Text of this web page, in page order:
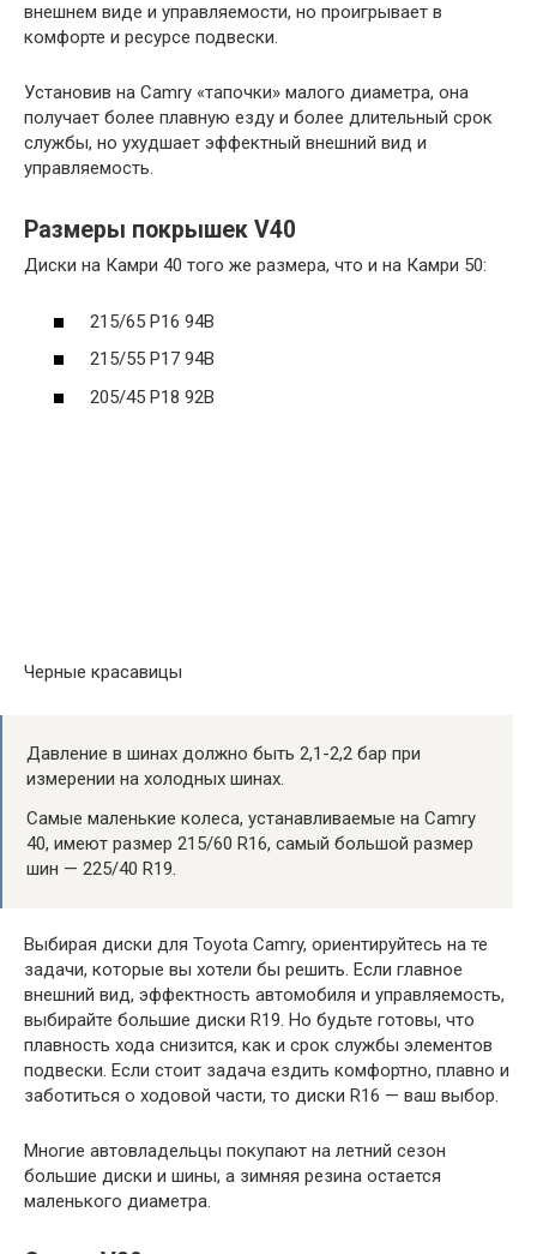
внешнем виде и управляемости, но проигрывает в
комфорте и ресурсе подвески.
Установив на Camry «тапочки» малого диаметра, она
получает более плавную езду и более длительный срок
службы, но ухудшает эффектный внешний вид и
управляемость.
Размеры покрышек V40
Диски на Камри 40 того же размера, что и на Камри 50:
215/65 Р16 94В
215/55 Р17 94В
205/45 Р18 92В
Черные красавицы
Давление в шинах должно быть 2,1-2,2 бар при
измерении на холодных шинах.
Самые маленькие колеса, устанавливаемые на Camry
40, имеют размер 215/60 R16, самый большой размер
шин — 225/40 R19.
Выбирая диски для Toyota Camry, ориентируйтесь на те
задачи, которые вы хотели бы решить. Если главное
внешний вид, эффектность автомобиля и управляемость,
выбирайте большие диски R19. Но будьте готовы, что
плавность хода снизится, как и срок службы элементов
подвески. Если стоит задача ездить комфортно, плавно и
заботиться о ходовой части, то диски R16 — ваш выбор.
Многие автовладельцы покупают на летний сезон
большие диски и шины, а зимняя резина остается
маленького диаметра.